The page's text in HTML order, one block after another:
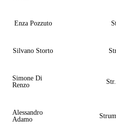
Enza Pozzuto
Silvano Storto
Simone Di
Renzo
Alessandro
Adamo